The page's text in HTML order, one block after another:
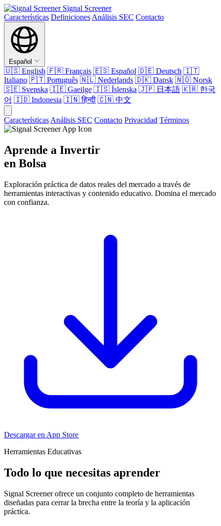
Signal Screener
Características Definiciones Análisis SEC Contacto
Español
🇺🇸 English 🇫🇷 Français 🇪🇸 Español 🇩🇪 Deutsch 🇮🇹
Italiano 🇵🇹 Português 🇳🇱 Nederlands 🇩🇰 Dansk 🇳🇴 Norsk
🇸🇪 Svenska 🇮🇪 Gaeilge 🇮🇸 Íslenska 🇯🇵 日本語 🇰🇷 한국
어 🇮🇩 Indonesia 🇮🇳हिन्दी 🇨🇳 中文
Características Análisis SEC Contacto Privacidad Términos
Aprende a Invertir
en Bolsa
Exploración práctica de datos reales del mercado a través de
herramientas interactivas y contenido educativo. Domina el mercado
con confianza.
Descargar en App Store
Herramientas Educativas
Todo lo que necesitas aprender
Signal Screener ofrece un conjunto completo de herramientas
diseñadas para cerrar la brecha entre la teoría y la aplicación
práctica.